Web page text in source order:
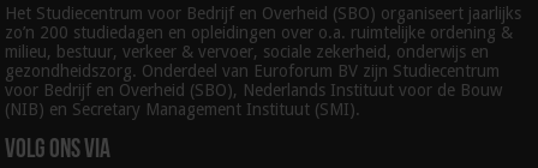
Het Studiecentrum voor Bedrijf en Overheid (SBO) organiseert jaarlijks
zo’n 200 studiedagen en opleidingen over o.a. ruimtelijke ordening &
milieu, bestuur, verkeer & vervoer, sociale zekerheid, onderwijs en
gezondheidszorg. Onderdeel van Euroforum BV zijn Studiecentrum
voor Bedrijf en Overheid (SBO), Nederlands Instituut voor de Bouw
(NIB) en Secretary Management Instituut (SMI).
Volg ons via